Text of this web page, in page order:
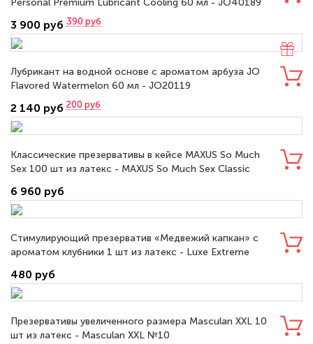
Personal Premium Lubricant Cooling 60 мл - JO40189
3 900 руб 390 руб
Лубрикант на водной основе с ароматом арбуза JO
Flavored Watermelon 60 мл - JO20119
2 140 руб 200 руб
Классические презервативы в кейсе MAXUS So Much
Sex 100 шт из латекс - MAXUS So Much Sex Classic
6 960 руб
Стимулирующий презерватив «Медвежий капкан» с
ароматом клубники 1 шт из латекс - Luxe Extreme
480 руб
Презервативы увеличенного размера Masculan XXL 10
шт из латекс - Masculan XXL №10